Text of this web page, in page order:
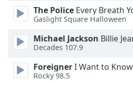
modal
window.
Beginning
dialog
window.
The Police Every Breath
Gaslight Square Halloween
Michael Jackson Billie
Decades 107.9
ForeignerI Want to
Rocky 98.5